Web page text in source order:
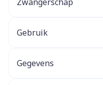
Gebruik
Gegevens